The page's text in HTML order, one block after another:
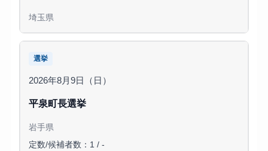
埼玉県
選挙
2026年8月9日（日）
平泉町長選挙
岩手県
定数/候補者数：1 / -